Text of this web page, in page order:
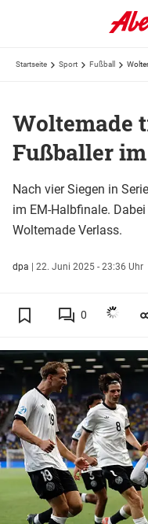
Startseite Sport Fußball
Woltemade
Fußballer
Nach vier Siegen in
im EM-Halbfinale.
Woltemade Verlass.
dpa | 22. Juni 2025 - 23:36 Uhr
0